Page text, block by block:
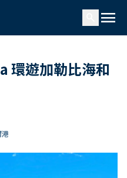
menu
環遊加勒比海和
港